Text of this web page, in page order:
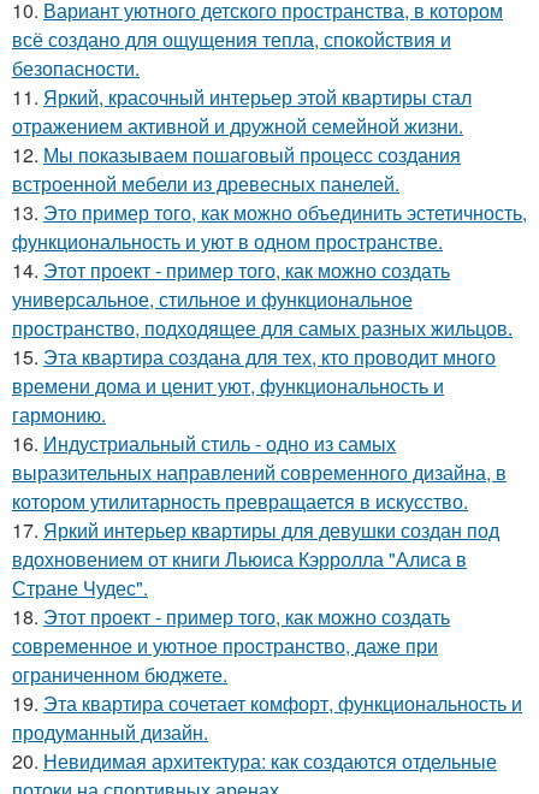
10. Вариант уютного детского пространства, в котором
всё создано для ощущения тепла, спокойствия и
безопасности.
11. Яркий, красочный интерьер этой квартиры стал
отражением активной и дружной семейной жизни.
12. Мы показываем пошаговый процесс создания
встроенной мебели из древесных панелей.
13. Это пример того, как можно объединить эстетичность,
функциональность и уют в одном пространстве.
14. Этот проект - пример того, как можно создать
универсальное, стильное и функциональное
пространство, подходящее для самых разных жильцов.
15. Эта квартира создана для тех, кто проводит много
времени дома и ценит уют, функциональность и
гармонию.
16. Индустриальный стиль - одно из самых
выразительных направлений современного дизайна, в
котором утилитарность превращается в искусство.
17. Яркий интерьер квартиры для девушки создан под
вдохновением от книги Льюиса Кэрролла "Алиса в
Стране Чудес".
18. Этот проект - пример того, как можно создать
современное и уютное пространство, даже при
ограниченном бюджете.
19. Эта квартира сочетает комфорт, функциональность и
продуманный дизайн.
20. Невидимая архитектура: как создаются отдельные